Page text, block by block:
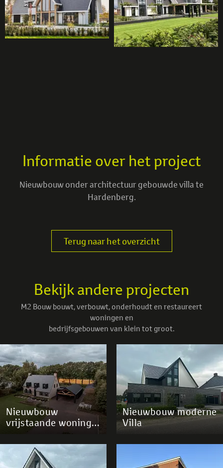
Informatie over het project
Nieuwbouw onder architectuur gebouwde villa te
Hardenberg.
Terug naar het overzicht
Bekijk andere projecten
M2 Bouw bouwt, verbouwt, onderhoudt en restaureert
woningen en
bedrijfsgebouwen van klein tot groot.
Nieuwbouw
vrijstaande woning
Dedemsvaart
Nieuwbouw moderne
Villa